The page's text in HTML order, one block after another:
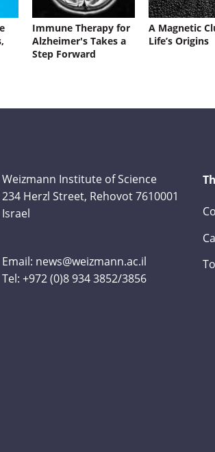
Immune Therapy for
Alzheimer's Takes a
Step Forward
A Magnetic
Life’s Origins
Weizmann Institute of Science
234 Herzl Street, Rehovot 7610001
Israel
Email: news@weizmann.ac.il
Tel:+972 (0)8 934 3852/3856